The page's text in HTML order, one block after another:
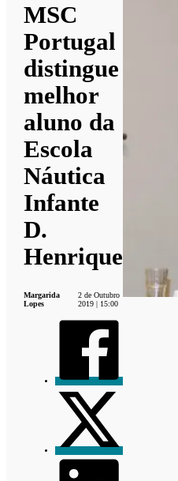
MSC
Portugal
distingue
melhor
aluno da
Escola
Náutica
Infante
D.
Henrique
Margarida
Lopes
2 de Outubro
2019 | 15:00